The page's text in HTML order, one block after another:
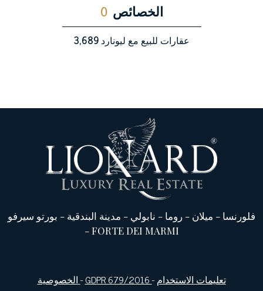
0 الخصائص
3,689عقارات للبيع مع ليونارد
فلورنسا - ميلان - روما - نابولي - مدينة البندقية - بورتو سيرفو
-FORTE DEI MARMI
-GDPR 679/2016-تعليمات الاستخدام